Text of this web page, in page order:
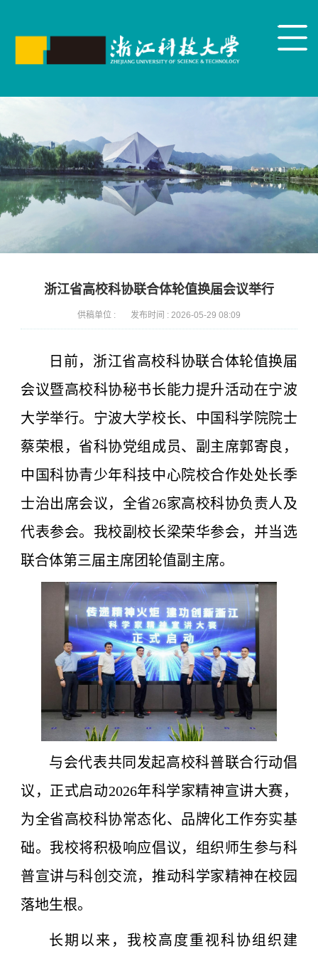
浙江省高校科协联合体轮值换届会议举行
供稿单位 : 发布时间 : 2026-05-29 08:09
日前，浙江省高校科协联合体轮值换届
会议暨高校科协秘书长能力提升活动在宁波
大学举行。宁波大学校长、中国科学院院士
蔡荣根，省科协党组成员、副主席郭寄良，
中国科协青少年科技中心院校合作处处长季
士治出席会议，全省26家高校科协负责人及
代表参会。我校副校长梁荣华参会，并当选
联合体第三届主席团轮值副主席。
与会代表共同发起高校科普联合行动倡
议，正式启动2026年科学家精神宣讲大赛，
为全省高校科协常态化、品牌化工作夯实基
础。我校将积极响应倡议，组织师生参与科
普宣讲与科创交流，推动科学家精神在校园
落地生根。
长期以来，我校高度重视科协组织建